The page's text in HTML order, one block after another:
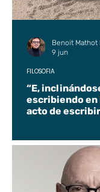
“E,
escribiendo en
acto de
FILOSOFÍA
Benoit Mathot
9 jun